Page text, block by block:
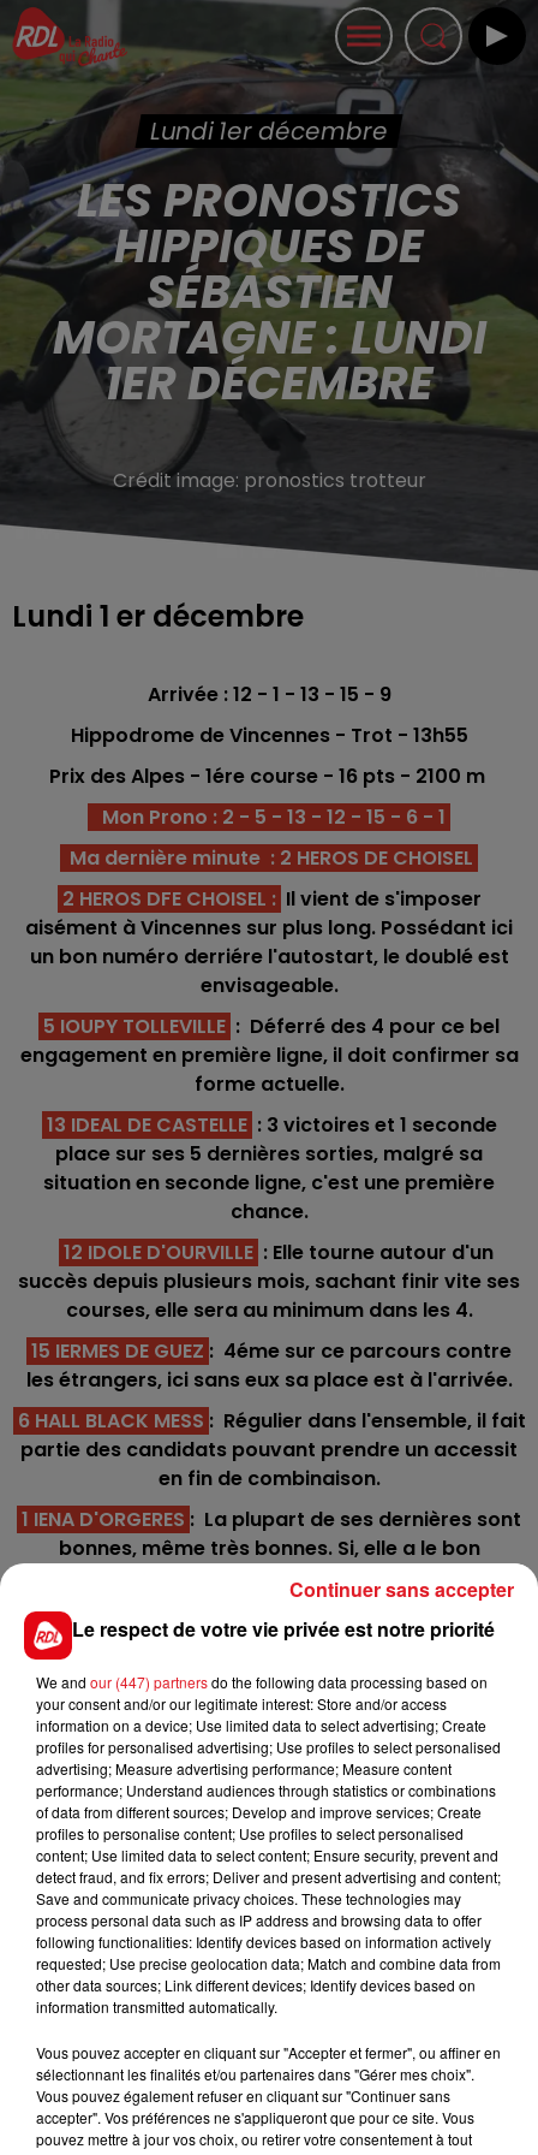
Lundi 1er décembre
LES PRONOSTICS
HIPPIQUES DE
SÉBASTIEN
MORTAGNE : LUNDI
1ER DÉCEMBRE
Crédit image: pronostics trotteur
Lundi 1 er décembre
Arrivée : 12 - 1 - 13 - 15 - 9
Hippodrome de Vincennes - Trot - 13h55
Prix des Alpes - 1ére course - 16 pts - 2100 m
Mon Prono : 2 - 5 - 13 - 12 - 15 - 6 - 1
Ma dernière minute : 2 HEROS DE CHOISEL
2 HEROS DFE CHOISEL : Il vient de s'imposer
aisément à Vincennes sur plus long. Possédant ici
un bon numéro derriére l'autostart, le doublé est
envisageable.
5 IOUPY TOLLEVILLE : Déferré des 4 pour ce bel
engagement en première ligne, il doit confirmer sa
forme actuelle.
13 IDEAL DE CASTELLE : 3 victoires et 1 seconde
place sur ses 5 dernières sorties, malgré sa
situation en seconde ligne, c'est une première
chance.
12 IDOLE D'OURVILLE : Elle tourne autour d'un
succès depuis plusieurs mois, sachant finir vite ses
courses, elle sera au minimum dans les 4.
15 IERMES DE GUEZ : 4éme sur ce parcours contre
les étrangers, ici sans eux sa place est à l'arrivée.
6 HALL BLACK MESS : Régulier dans l'ensemble, il fait
partie des candidats pouvant prendre un accessit
en fin de combinaison.
1 IENA D'ORGERES : La plupart de ses dernières sont
bonnes, même très bonnes. Si, elle a le bon
parcours en n'étant pas coincé à la corde, il faudra
compter avec elle.
**************
En direct des pistes :
FILS D'ACTUS
15 juillet 2026
BÉTHUNE: ENQUÊTE POUR HOMICIDE
Le respect de votre vie privée est notre priorité
We and our (447) partnersdo the following data processing based on
your consent and/or our legitimate interest: Store and/or access
information on a device; Use limited data to select advertising; Create
profiles for personalised advertising; Use profiles to select personalised
advertising; Measure advertising performance; Measure content
performance; Understand audiences through statistics or combinations
of data from different sources; Develop and improve services; Create
profiles to personalise content; Use profiles to select personalised
content; Use limited data to select content; Ensure security, prevent and
detect fraud, and fix errors; Deliver and present advertising and content;
Save and communicate privacy choices. These technologies may
process personal data such as IP address and browsing data to offer
following functionalities: Identify devices based on information actively
requested; Use precise geolocation data; Match and combine data from
other data sources; Link different devices; Identify devices based on
information transmitted automatically.
Vous pouvez accepter en cliquant sur "Accepter et fermer", ou affiner en
sélectionnant les finalités et/ou partenaires dans "Gérer mes choix".
Vous pouvez également refuser en cliquant sur "Continuer sans
accepter". Vos préférences ne s'appliqueront que pour ce site. Vous
pouvez mettre à jour vos choix, ou retirer votre consentement à tout
Continuer sans accepter